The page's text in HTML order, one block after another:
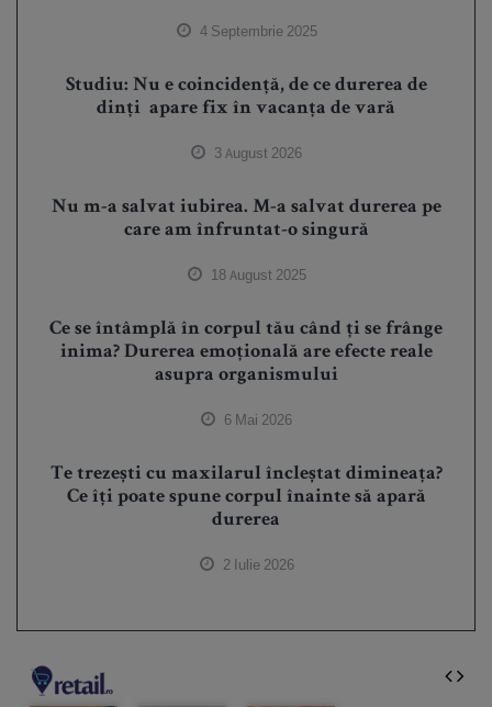
4 Septembrie 2025
Studiu: Nu e coincidență, de ce durerea de
dinți apare fix în vacanța de vară
3 August 2026
Nu m-a salvat iubirea. M-a salvat durerea pe
care am înfruntat-o singură
18 August 2025
Ce se întâmplă în corpul tău când ți se frânge
inima? Durerea emoțională are efecte reale
asupra organismului
6 Mai 2026
Te trezești cu maxilarul încleștat dimineața?
Ce îți poate spune corpul înainte să apară
durerea
2 Iulie 2026